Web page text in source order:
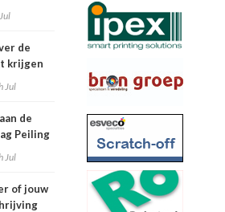
de
krijgen
Jul
de
Peiling
Jul
of jouw